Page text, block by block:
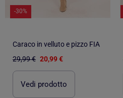
-30%
Caraco in velluto e pizzo FIA
29,99 € 20,99 €
Vedi prodotto